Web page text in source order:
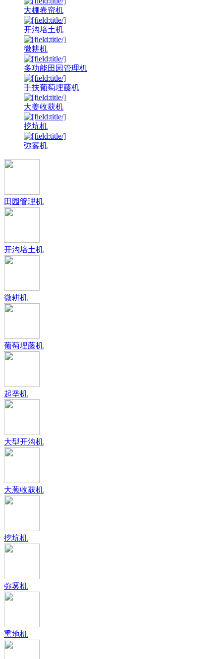
大棚卷帘机
开沟培土机
微耕机
多功能田园管理机
手扶葡萄埋藤机
大姜收获机
挖坑机
弥雾机
田园管理机
开沟培土机
微耕机
葡萄埋藤机
起垄机
大型开沟机
大葱收获机
挖坑机
弥雾机
熏地机